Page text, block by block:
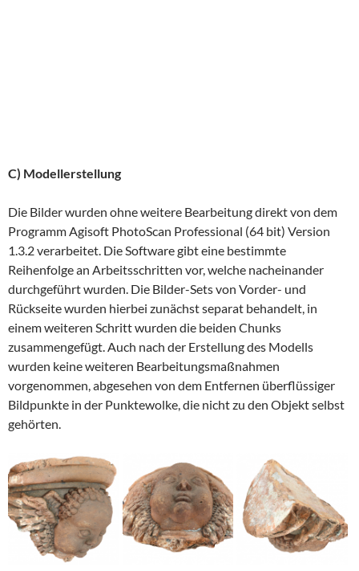
C) Modellerstellung
Die Bilder wurden ohne weitere Bearbeitung direkt von dem
Programm Agisoft PhotoScan Professional (64 bit) Version
1.3.2 verarbeitet. Die Software gibt eine bestimmte
Reihenfolge an Arbeitsschritten vor, welche nacheinander
durchgeführt wurden. Die Bilder-Sets von Vorder- und
Rückseite wurden hierbei zunächst separat behandelt, in
einem weiteren Schritt wurden die beiden Chunks
zusammengefügt. Auch nach der Erstellung des Modells
wurden keine weiteren Bearbeitungsmaßnahmen
vorgenommen, abgesehen von dem Entfernen überflüssiger
Bildpunkte in der Punktewolke, die nicht zu den Objekt selbst
gehörten.